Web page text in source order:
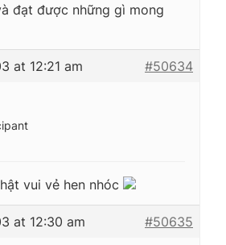
đạt được những gì mong
at 12:21 am #50634
vui vẻ hen nhóc
at 12:30 am #50635